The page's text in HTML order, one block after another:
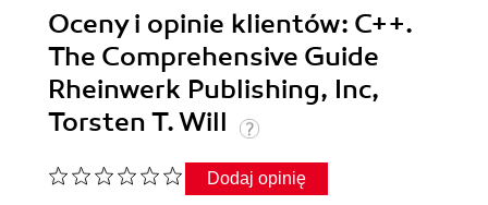
Oceny i opinie klientów: C++.
The Comprehensive Guide
Rheinwerk Publishing, Inc,
Torsten T. Will
Dodaj opinię